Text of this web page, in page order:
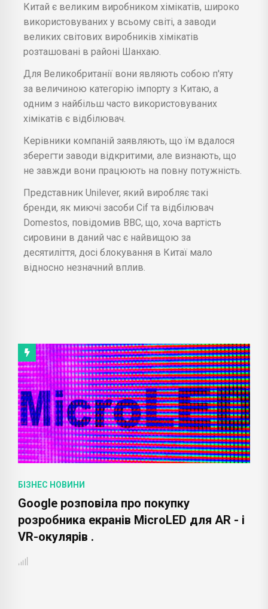
Китай є великим виробником хімікатів, широко
використовуваних у всьому світі, а заводи
великих світових виробників хімікатів
розташовані в районі Шанхаю.
Для Великобританії вони являють собою п'яту
за величиною категорію імпорту з Китаю, а
одним з найбільш часто використовуваних
хімікатів є відбілювач.
Керівники компаній заявляють, що їм вдалося
зберегти заводи відкритими, але визнають, що
не завжди вони працюють на повну потужність.
Представник Unilever, який виробляє такі
бренди, як миючі засоби Cif та відбілювач
Domestos, повідомив BBC, що, хоча вартість
сировини в даний час є найвищою за
десятиліття, досі блокування в Китаї мало
відносно незначний вплив.
БІЗНЕС НОВИНИ
Пошукова система Google дозволить
видаляти контактну інформацію
користувачів .